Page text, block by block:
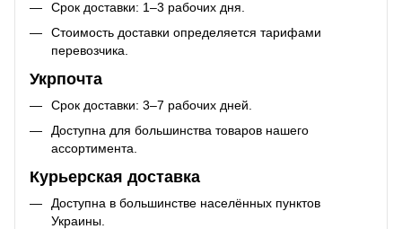
Срок доставки: 1–3 рабочих дня.
Стоимость доставки определяется тарифами
перевозчика.
Укрпочта
Срок доставки: 3–7 рабочих дней.
Доступна для большинства товаров нашего
ассортимента.
Курьерская доставка
Доступна в большинстве населённых пунктов
Украины.